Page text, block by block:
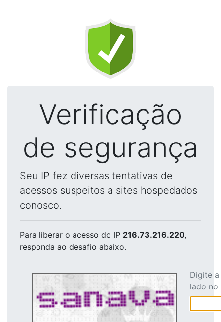
Verificação
de segurança
Seu IP fez diversas tentativas de
acessos suspeitos a sites hospedados
conosco.
Para liberar o acesso do IP 216.73.216.220,
responda ao desafio abaixo.
Digite
lado no